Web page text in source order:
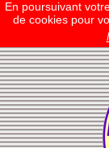
En poursuivant
de cookies pour